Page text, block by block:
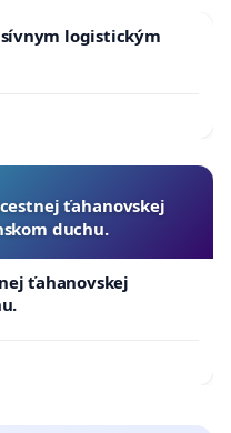
logistickým
ťahanovskej
duchu.
ťahanovskej